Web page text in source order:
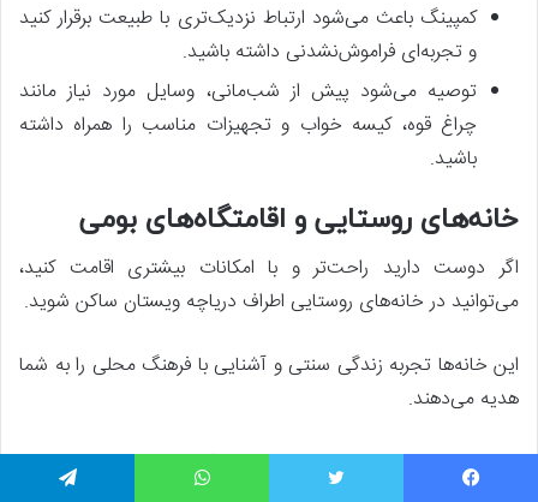
کمپینگ باعث می‌شود ارتباط نزدیک‌تری با طبیعت برقرار کنید
و تجربه‌ای فراموش‌نشدنی داشته باشید.
توصیه می‌شود پیش از شب‌مانی، وسایل مورد نیاز مانند
چراغ قوه، کیسه خواب و تجهیزات مناسب را همراه داشته
باشید.
خانه‌های روستایی و اقامتگاه‌های بومی
اگر دوست دارید راحت‌تر و با امکانات بیشتری اقامت کنید،
می‌توانید در خانه‌های روستایی اطراف دریاچه ویستان ساکن شوید.
این خانه‌ها تجربه زندگی سنتی و آشنایی با فرهنگ محلی را به شما
هدیه می‌دهند.
بسیاری از خانه‌های روستایی امکانات پایه مانند تخت،